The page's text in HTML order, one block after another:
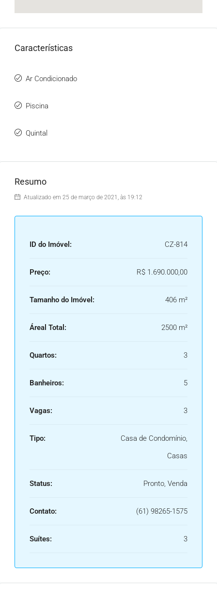
Características
Ar Condicionado
Piscina
Quintal
Resumo
Atualizado em 25 de março de 2021, às 19:12
ID do Imóvel: CZ-814
Preço: R$ 1.690.000,00
Tamanho do Imóvel: 406 m²
Áreal Total: 2500 m²
Quartos: 3
Banheiros: 5
Vagas: 3
Tipo:
Casa de Condomínio,
Casas
Status: Pronto, Venda
Contato: (61) 98265-1575
Suítes: 3